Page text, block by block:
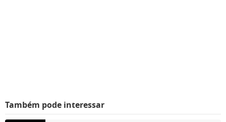
Também pode interessar